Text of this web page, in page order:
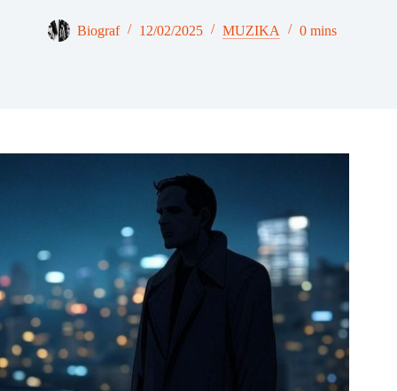
Biograf 12/02/2025 MUZIKA 0 mins